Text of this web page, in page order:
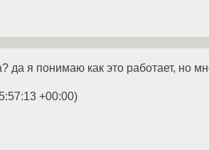
да я понимаю как это работает, но
+00:00)